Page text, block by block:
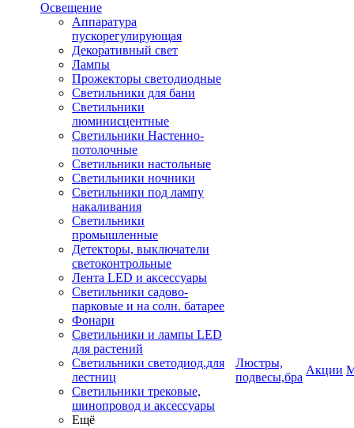
Освещение
Аппаратура
пускорегулирующая
Декоративный свет
Лампы
Прожекторы светодиодные
Светильники для бани
Светильники
люминисцентные
Светильники Настенно-
потолочные
Светильники настольные
Светильники ночники
Светильники под лампу
накаливания
Светильники
промышленные
Детекторы, выключатели
светоконтрольные
Лента LED и аксессуары
Светильники садово-
парковые и на солн. батарее
Фонари
Светильники и лампы LED
для растений
Светильники светодиод.для
лестниц
Светильники трековые,
шинопровод и аксессуары
Ещё
Люстры,
подвесы,бра
Акции